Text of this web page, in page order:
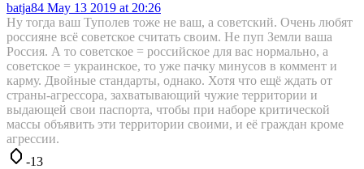
batja84 May 13 2019 at 20:26
Ну тогда ваш Туполев тоже не ваш, а советский. Очень любят
россияне всё советское считать своим. Не пуп Земли ваша
Россия. А то советское = российское для вас нормально, а
советское = украинское, то уже пачку минусов в коммент и
карму. Двойные стандарты, однако. Хотя что ещё ждать от
страны-агрессора, захватывающий чужие территории и
выдающей свои паспорта, чтобы при наборе критической
массы объявить эти территории своими, и её граждан кроме
агрессии.
-13